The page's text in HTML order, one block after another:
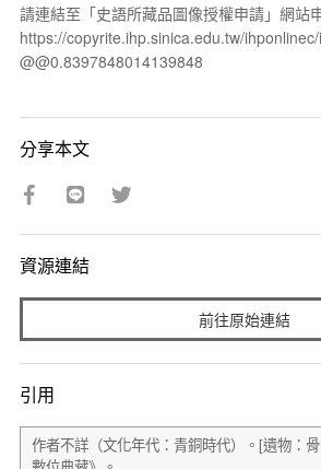
請連結至「史語所藏品圖像授權申請」網站
https://copyrite.ihp.sinica.edu.tw/
@@0.8397848014139848
分享本文
資源連結
前往原始連結
引用